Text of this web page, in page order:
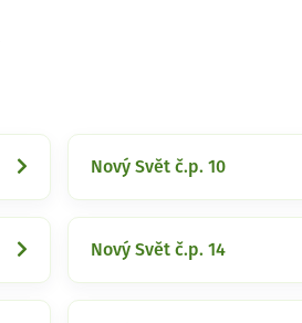
Nový Svět č.p. 10
Nový Svět č.p. 14